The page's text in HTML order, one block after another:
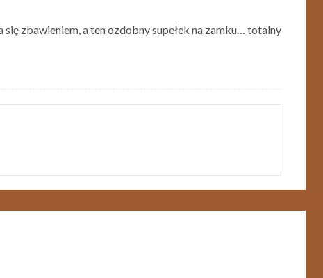
zbawieniem, a ten ozdobny supełek na zamku… totalny